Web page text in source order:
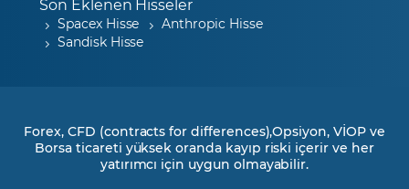
Son Eklenen Hisseler
Spacex Hisse
Anthropic Hisse
Sandisk Hisse
Forex, CFD (contracts for differences),Opsiyon, VİOP ve
Borsa ticareti yüksek oranda kayıp riski içerir ve her
yatırımcı için uygun olmayabilir.